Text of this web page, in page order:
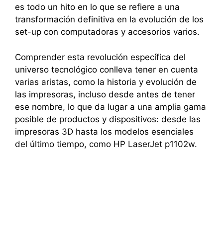
es todo un hito en lo que se refiere a una
transformación definitiva en la evolución de los
set-up con computadoras y accesorios varios.
Comprender esta revolución específica del
universo tecnológico conlleva tener en cuenta
varias aristas, como la historia y evolución de
las impresoras, incluso desde antes de tener
ese nombre, lo que da lugar a una amplia gama
posible de productos y dispositivos: desde las
impresoras 3D hasta los modelos esenciales
del último tiempo, como HP LaserJet p1102w.